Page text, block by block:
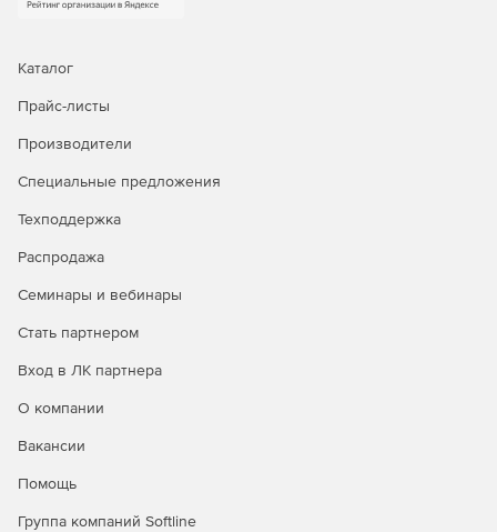
Каталог
Прайс-листы
Производители
Специальные предложения
Техподдержка
Распродажа
Семинары и вебинары
Стать партнером
Вход в ЛК партнера
О компании
Вакансии
Помощь
Группа компаний Softline